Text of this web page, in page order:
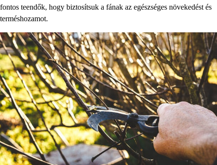
fontos teendők, hogy biztosítsuk a fának az egészséges növekedést és
terméshozamot.